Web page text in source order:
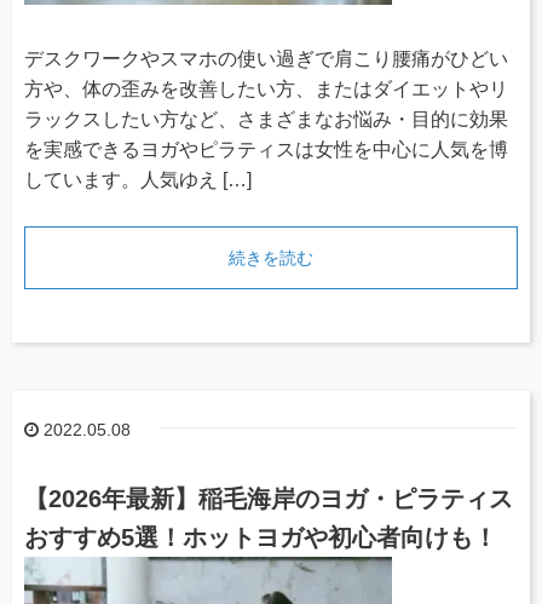
デスクワークやスマホの使い過ぎで肩こり腰痛がひどい
方や、体の歪みを改善したい方、またはダイエットやリ
ラックスしたい方など、さまざまなお悩み・目的に効果
を実感できるヨガやピラティスは女性を中心に人気を博
しています。人気ゆえ […]
続きを読む
2022.05.08
【2026年最新】稲毛海岸のヨガ・ピラティス
おすすめ5選！ホットヨガや初心者向けも！